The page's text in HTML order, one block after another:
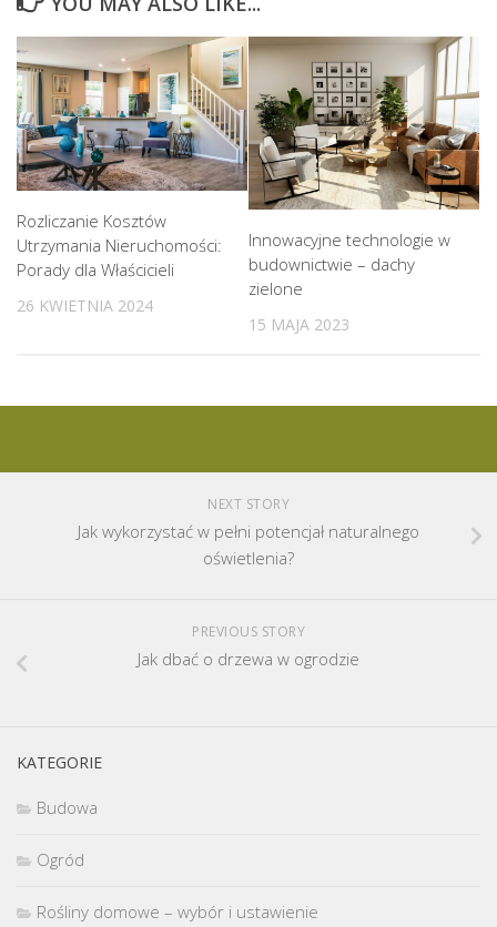
Rozliczanie Kosztów
Utrzymania Nieruchomości:
Porady dla Właścicieli
26 KWIETNIA 2024
Innowacyjne technologie w
budownictwie – dachy
zielone
15 MAJA 2023
NEXT STORY
Jak wykorzystać w pełni potencjał naturalnego
oświetlenia?
PREVIOUS STORY
Jak dbać o drzewa w ogrodzie
KATEGORIE
Budowa
Ogród
Rośliny domowe – wybór i ustawienie